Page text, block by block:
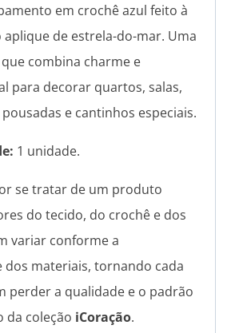
em crochê azul feito à
aplique de estrela-do-mar. Uma
combina charme e
para decorar quartos, salas,
e cantinhos especiais.
1 unidade.
se tratar de um produto
do tecido, do crochê e dos
variar conforme a
dos materiais, tornando cada
perder a qualidade e o padrão
da coleção iCoração.